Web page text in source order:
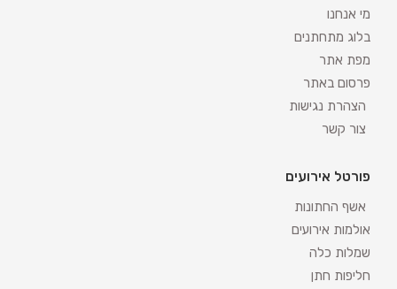
מי אנחנו
בלוג מתחתנים
מפת אתר
פרסום באתר
הצהרת נגישות
צור קשר
פורטל אירועים
אשף החתונות
אולמות אירועים
שמלות כלה
חליפות חתן